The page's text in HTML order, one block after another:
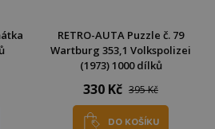
RETRO-AUTA Puzzle č. 79
Wartburg 353,1 Volkspolizei
(1973) 1000 dílků
330 Kč 395 Kč
DO KOŠÍKU